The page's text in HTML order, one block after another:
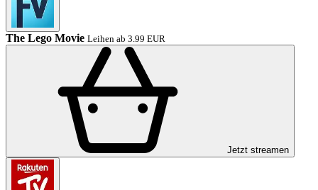
The Lego Movie Leihen ab 3.99 EUR
Jetzt streamen